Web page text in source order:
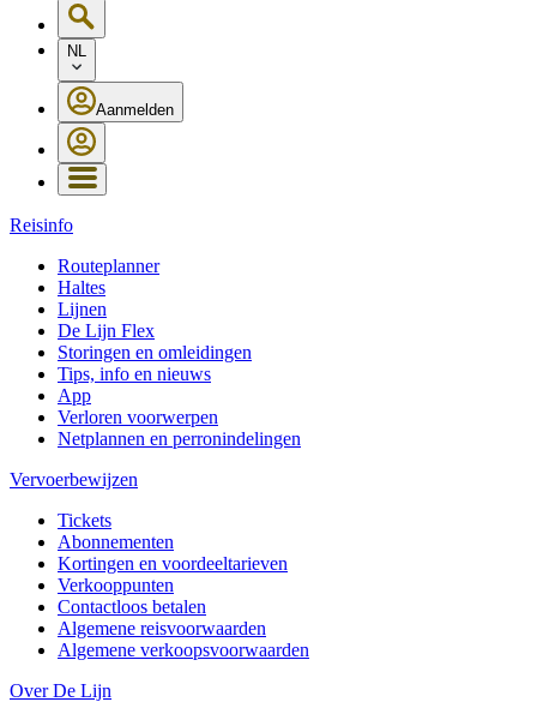
NL
Aanmelden
Reisinfo
Routeplanner
Haltes
Lijnen
De Lijn Flex
Storingen en omleidingen
Tips, info en nieuws
App
Verloren voorwerpen
Netplannen en perronindelingen
Vervoerbewijzen
Tickets
Abonnementen
Kortingen en voordeeltarieven
Verkooppunten
Contactloos betalen
Algemene reisvoorwaarden
Algemene verkoopsvoorwaarden
Over De Lijn